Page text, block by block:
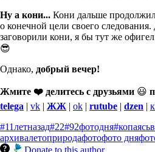
Ну а кони... Кони дальше
о конечной цели своего
заговорили кони, я бы тут же
😎
Однако, добрый вечер!
Жмите ❤️ делитесь с друзьями 😃
telega | vk | ЖЖ | ok | rutube | dzen |
#11летназад#22#92фотодня
архивалетоприродафотофото дня
Donate to this author